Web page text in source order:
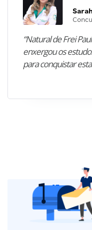
“Natural de Frei
enxergou os
para conquistar